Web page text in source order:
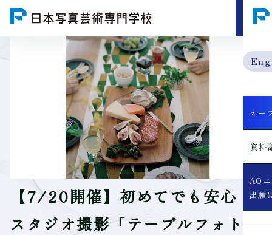
MENU
オー
資料
AO
出願
【7/20開催】初めてでも安心！
スタジオ撮影「テーブルフォト